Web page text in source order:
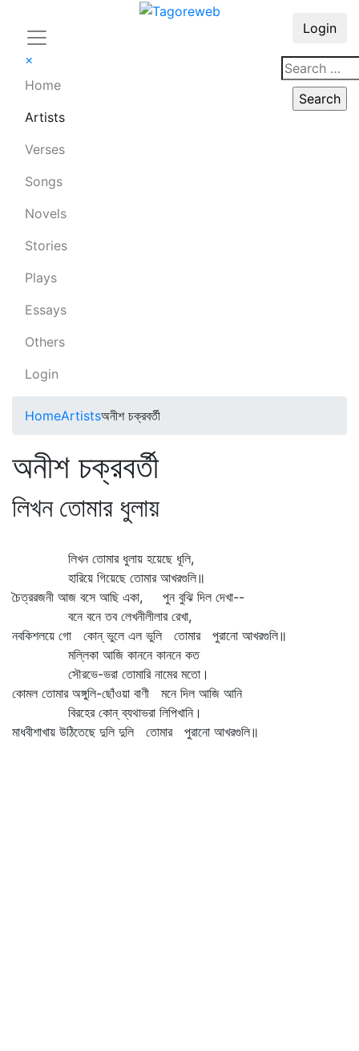
×
Home
Artists
Verses
Songs
Novels
Stories
Plays
Essays
Others
Login
Login
HomeArtistsঅনীশ চক্রবর্তী
অনীশ চক্রবর্তী
লিখন তোমার ধুলায়
লিখন তোমার ধুলায় হয়েছে ধূলি,
হারিয়ে গিয়েছে তোমার আখরগুলি॥
চৈত্ররজনী আজ বসে আছি একা, পুন বুঝি দিল দেখা--
বনে বনে তব লেখনীলীলার রেখা,
নবকিশলয়ে গো কোন্‌ ভুলে এল ভুলি তোমার পুরানো আখরগুলি॥
মল্লিকা আজি কাননে কাননে কত
সৌরভে-ভরা তোমারি নামের মতো।
কোমল তোমার অঙ্গুলি-ছোঁওয়া বাণী মনে দিল আজি আনি
বিরহের কোন্‌ ব্যথাভরা লিপিখানি।
মাধবীশাখায় উঠিতেছে দুলি দুলি তোমার পুরানো আখরগুলি॥